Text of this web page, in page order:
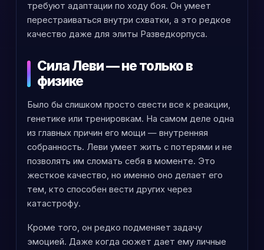
требуют адаптации по ходу боя. Он умеет
перестраиваться внутри схватки, а это редкое
качество даже для элиты Разведкорпуса.
Сила Леви — не только в
физике
Было бы слишком просто свести все к реакции,
генетике или тренировкам. На самом деле одна
из главных причин его мощи — внутренняя
собранность. Леви умеет жить с потерями и не
позволять им сломать себя в моменте. Это
жесткое качество, но именно оно делает его
тем, кто способен вести других через
катастрофу.
Кроме того, он редко подменяет задачу
эмоцией. Даже когда сюжет дает ему личные